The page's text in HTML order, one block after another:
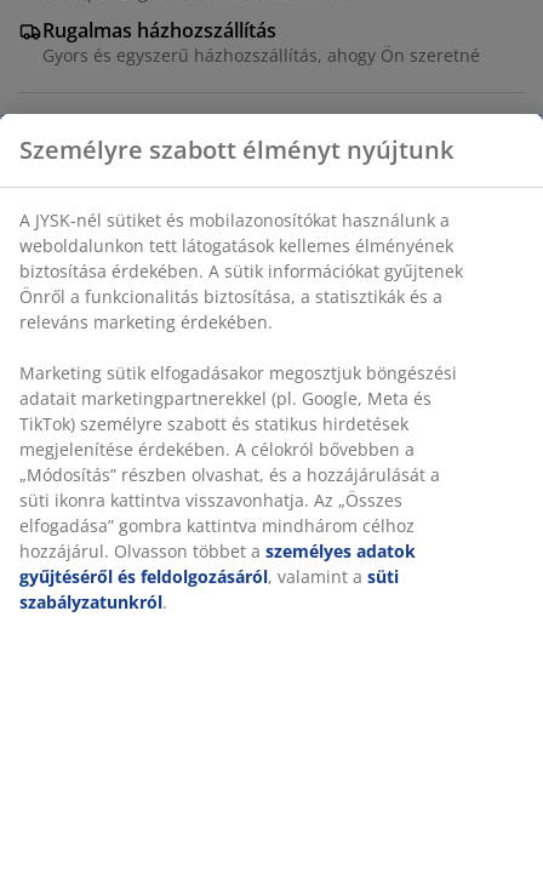
Rugalmas házhozszállítás
Gyors és egyszerű házhozszállítás, ahogy Ön szeretné
Fekete kávézó asztal műfából készült asztallappal.
Porfestett acél váz és lábak. Az asztal összecsukható
és könnyen tárolható. A műfa megjelenése és textúrája
a természetes fáé, karbantartást nem igényel. SZ65 x
H65 x MA73 cm
SKU: 3726212
Összeszerelési útmutató
Részletes Adatok
Értékelések
(72)